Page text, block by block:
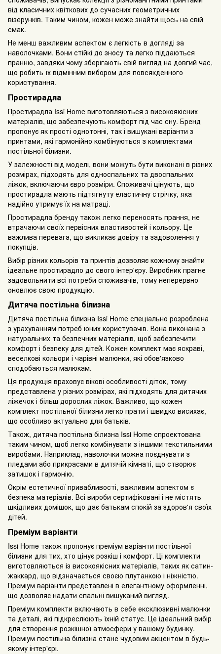
від класичних квіткових до сучасних геометричних
візерунків. Таким чином, кожен може знайти щось на свій
смак.
Не менш важливим аспектом є легкість в догляді за
наволочками. Вони стійкі до зносу та легко піддаються
пранню, завдяки чому зберігають свій вигляд на довгий час,
що робить їх відмінним вибором для повсякденного
користування.
Простирадла
Простирадла Issi Home виготовляються з високоякісних
матеріалів, що забезпечують комфорт під час сну. Бренд
пропонує як прості однотонні, так і вишукані варіанти з
принтами, які гармонійно комбінуються з комплектами
постільної білизни.
У залежності від моделі, вони можуть бути виконані в різних
розмірах, підходять для односпальних та двоспальних
ліжок, включаючи євро розміри. Споживачі цінують, що
простирадла мають підтягнуту еластичну стрічку, яка
надійно утримує їх на матраці.
Простирадла бренду також легко переносять прання, не
втрачаючи своїх первісних властивостей і кольору. Це
важлива перевага, що викликає довіру та задоволення у
покупців.
Вибір різних кольорів та принтів дозволяє кожному знайти
ідеальне простирадло до свого інтер'єру. Виробник прагне
задовольнити всі потреби споживачів, тому неперервно
оновлює свою продукцію.
Дитяча постільна білизна
Дитяча постільна білизна Issi Home спеціально розроблена
з урахуванням потреб юних користувачів. Вона виконана з
натуральних та безпечних матеріалів, щоб забезпечити
комфорт і безпеку для дітей. Кожен комплект має яскраві,
веселкові кольори і чарівні малюнки, які обов'язково
сподобаються малюкам.
Ця продукція враховує вікові особливості діток, тому
представлена у різних розмірах, які підходять для дитячих
ліжечок і більш дорослих ліжок. Важливо, що кожен
комплект постільної білизни легко прати і швидко висихає,
що особливо актуально для батьків.
Також, дитяча постільна білизна Issi Home спроектована
таким чином, щоб легко комбінувати з іншими текстильними
виробами. Наприклад, наволочки можна поєднувати з
пледами або прикрасами в дитячій кімнаті, що створює
затишок і гармонію.
Окрім естетичної привабливості, важливим аспектом є
безпека матеріалів. Всі вироби сертифіковані і не містять
шкідливих домішок, що дає батькам спокій за здоров'я своїх
дітей.
Преміум варіанти
Issi Home також пропонує преміум варіанти постільної
білизни для тих, хто цінує розкіш і комфорт. Ці комплекти
виготовляються із високоякісних матеріалів, таких як сатин-
жаккард, що відзначається своєю плутанкою і ніжністю.
Преміум варіанти представлені в елегантному оформленні,
що дозволяє надати спальні вишуканий вигляд.
Преміум комплекти включають в себе ексклюзивні малюнки
та деталі, які підкреслюють їхній статус. Це ідеальний вибір
для створення розкішної атмосфери у вашому будинку.
Преміум постільна білизна стане чудовим акцентом в будь-
якому інтер'єрі.